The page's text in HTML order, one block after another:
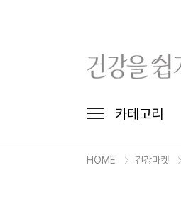
카테고리
HOME 건강마켓